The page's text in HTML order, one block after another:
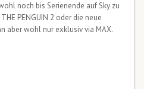
noch bis Serienende auf Sky zu
PENGUIN 2 oder die neue
aber wohl nur exklusiv via MAX.